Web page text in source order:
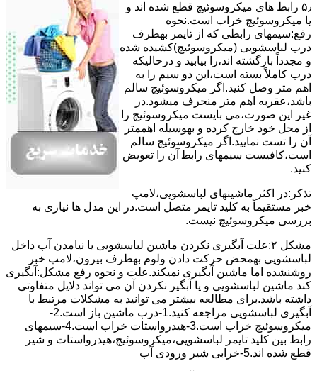
۵٫ رابط های ﻣﯿﮑﺮوﺳﻮﺋﯿﭻ ﻗﻄﻊ شده اند و
ﯾﺎ ﻣﯿﮑﺮوﺳﻮﺋﯿﭻ ﺧﺮاب اﺳﺖ.نحوه
رفع:سیمهای راﺑﻄﯽ ﮐﻪ از ﺗﺎﯾﻤﺮ بهطرف
درب لباسشویی (ﻣﯿﮑﺮوﺳﻮﺋﯿﭻ)کشیده شده
و مجدداً بازگشته اند،را ﺑﯿﺎﺑﯿﺪ و درحالیکه
درب کاملاً ﺑﺴﺘﻪ اﺳﺖ،اﯾﻦ دو ﺳﯿﻢ را ﺑﻪ
اﻫﻢ ﻣﺘﺮ وصل کنید.اﮔﺮ ﻣﯿﮑﺮوﺳﻮﺋﯿﭻ ﺳﺎﻟﻢ
ﺑﺎﺷﺪ،ﻋﻘﺮﺑﻪ اهم متر ﻣﻨﺤﺮف میشود.در
ﻏﯿﺮ اﯾﻦ ﺻﻮرت،می بایست ﻣﯿﮑﺮوﺳﻮﺋﯿﭻ را
از ﻣﺤﻞ خود ﺧﺎرج کرده و بهوسیله اهممتر
آن را ﺗﺴﺖ ﻧﻤﺎﯾﯿﺪ.اﮔﺮ ﻣﯿﮑﺮوﺳﻮﺋﯿﭻ ﺳﺎﻟﻢ
اﺳﺖ،ﮐﺎﻓﯿﺴﺖ سیمهای راﺑﻄ آن را ﺗﻌﻮﯾﺾ
کنید.
ﺗﺬﮐﺮ:در اﮐﺜﺮ ماشینهای لباسشویی،ﻻﻣﭗ
ﺧﺒﺮ مستقیماً ﺑﻪ ﮐﻠﯿﺪ ﺗﺎﯾﻤﺮ ﻣﺘﺼﻞ اﺳﺖ.در اﯾﻦ مدل ها ﻧﯿﺎزی ﺑﻪ
بررسی ﻣﯿﮑﺮوﺳﻮﺋﯿﭻ نیست.
مشکل ۲:علت آبگیری نکردن ماشین لباسشویی یا نیامدن آب داخل
لباسشویی بهمحض ﺣﺮﮐﺖ دادن وﻟﻮم بهطرف ﺑﯿﺮون،ﻻﻣﭗ ﺧﺒﺮ
روشنشده اﻣﺎ ﻣﺎﺷﯿﻦ آﺑﮕﯿﺮی نمیکند.ﻋﻠﺖ و نحوه رﻓﻊ مشکل:آبگیری
کند ماشین لباسشویی و یا آبگیر نکردن آن می تواند دلایل متفاوتی
داشته باشد.برای مطالعه بیشتر می توانید به مشکلات مرتبط با
آبگیری لباسشویی مراجعه کنید.1-درب ﻣﺎﺷﯿﻦ ﺑﺎز اﺳﺖ.2-
ﻣﯿﮑﺮوﺳﻮﺋﯿﭻ ﺧﺮاب اﺳﺖ.3-ﻫﯿﺪرواﺳﺘﺎت ﺧﺮاب اﺳﺖ.4-سیمهای
راﺑﻂ ﺑﯿﻦ ﮐﻠﯿﺪ ﺗﺎﯾﻤﺮ لباسشویی،ﻣﯿﮑﺮوﺳﻮﺋﯿﭻ،ﻫﯿﺪرواﺳﺘﺎت و ﺷﯿﺮ
ﻗﻄﻊ ﺷﺪه اند.5-خرابی شیر ورودی آب